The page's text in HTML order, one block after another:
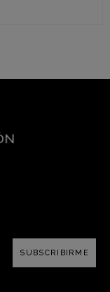
SUBSCRIBIRME